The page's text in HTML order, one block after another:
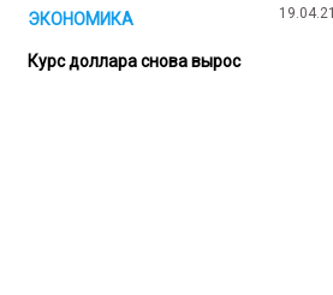
ЭКОНОМИКА 19.04.21
Курс доллара снова вырос